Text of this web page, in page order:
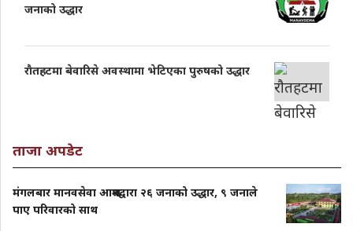
जनाको उद्धार
राैतहटमा बेवारिसे अवस्थामा भेटिएका पुरुषको उद्धार
ताजा अपडेट
मंगलबार मानवसेवा आश्रमद्वारा २६ जनाको उद्धार, ९ जनाले
पाए परिवारको साथ